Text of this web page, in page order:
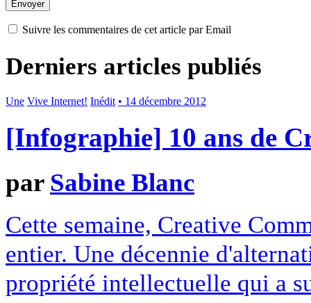
Suivre les commentaires de cet article par Email
Derniers articles publiés
Une Vive Internet! Inédit • 14 décembre 2012
[Infographie] 10 ans de
par Sabine Blanc
Cette semaine, Creative
entier. Une décennie
propriété intellectuelle qui a